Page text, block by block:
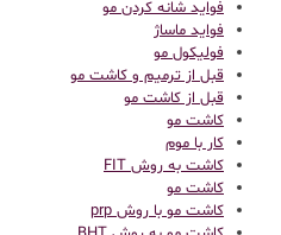
فواید شانه کردن مو
فواید ماساژ
فولیکول مو
قبل از ترمیم و کاشت مو
قبل از کاشت مو
كاشت مو
کار با موم
کاشت به روش FIT
کاشت مو
کاشت مو با روش prp